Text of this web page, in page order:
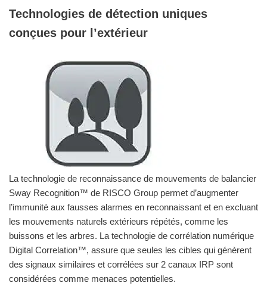
Technologies de détection uniques
conçues pour l’extérieur
La technologie de reconnaissance de mouvements de balancier
Sway Recognition™ de RISCO Group permet d’augmenter
l’immunité aux fausses alarmes en reconnaissant et en excluant
les mouvements naturels extérieurs répétés, comme les
buissons et les arbres. La technologie de corrélation numérique
Digital Correlation™, assure que seules les cibles qui génèrent
des signaux similaires et corrélées sur 2 canaux IRP sont
considérées comme menaces potentielles.